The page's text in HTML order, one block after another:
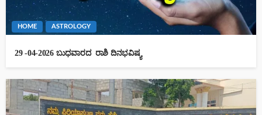
HOME ASTROLOGY
29 -04-2026 ಬುಧವಾರದ ರಾಶಿ ದಿನಭವಿಷ್ಯ